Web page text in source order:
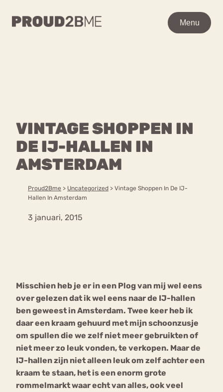
inhoud
Menu
VINTAGE SHOPPEN IN
DE IJ-HALLEN IN
AMSTERDAM
Proud2Bme > Uncategorized > Vintage Shoppen In De IJ-
Hallen In Amsterdam
3 januari, 2015
Misschien heb je er in een Plog van mij wel eens
over gelezen dat ik wel eens naar de IJ-hallen
ben geweest in Amsterdam. Twee keer heb ik
daar een kraam gehuurd met mijn schoonzusje
om spullen die we zelf niet meer gebruikten of
niet meer zo leuk vonden, te verkopen. Maar de
IJ-hallen zijn niet alleen leuk om zelf achter een
kraam te staan, het is een enorm grote
rommelmarkt waar echt van alles, ook veel
Menu
Content
Forum
WAAR BEN JE NAAR OP
Over proud2bme
Contact
Proud in de media
Vacatures
VEEL GEZOCHTE TERMEN
osa
Eetbuien Piekeren Sport
Trauma
Orthorexia
Afvallen Angst